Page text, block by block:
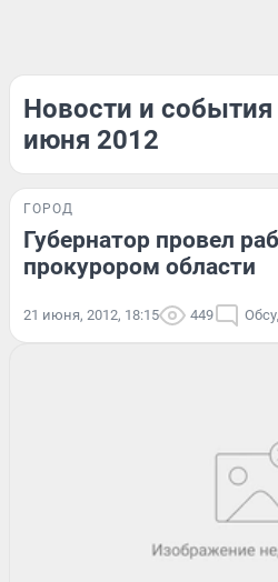
Новости и события
июня 2012
ГОРОД
Губернатор провел
прокурором области
21 июня, 2012, 18:15 449